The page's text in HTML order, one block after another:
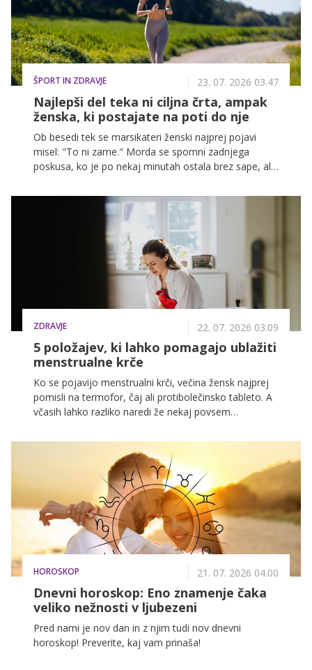
ŠPORT IN ZDRAVJE 23. 07. 2026 03.47
Najlepši del teka ni ciljna črta, ampak
ženska, ki postajate na poti do nje
Ob besedi tek se marsikateri ženski najprej pojavi
misel: "To ni zame." Morda se spomni zadnjega
poskusa, ko je po nekaj minutah ostala brez sape, ali
iz neke druge kategorije: bolj fit, bolj vzdržljivi, bolj
športni. Kot da obstaja neka nevidna meja, čez katero
moraš stopiti, preden se lahko poimenuješ tekačica.
ZDRAVJE 22. 07. 2026 03.09
5 položajev, ki lahko pomagajo ublažiti
menstrualne krče
Ko se pojavijo menstrualni krči, večina žensk najprej
pomisli na termofor, čaj ali protibolečinsko tableto. A
včasih lahko razliko naredi že nekaj povsem
gibamo.
HOROSKOP 21. 07. 2026 04.00
Dnevni horoskop: Eno znamenje čaka
veliko nežnosti v ljubezeni
Pred nami je nov dan in z njim tudi nov dnevni
horoskop! Preverite, kaj vam prinaša!